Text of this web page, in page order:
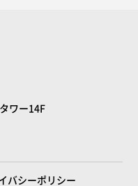
ワー14F
バシーポリシー